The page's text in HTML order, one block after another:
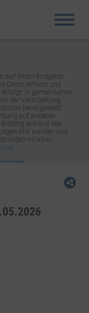
auf Ihrem Endgerät
Daten erfasst und
in gemeinsamer
der Verarbeitung:
bereitgestellt
auf anderen
anhand des
werden und
Video-Inhalten.